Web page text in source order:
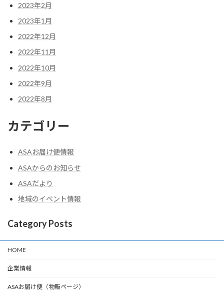
2023年2月
2023年1月
2022年12月
2022年11月
2022年10月
2022年9月
2022年8月
カテゴリー
ASAお届け便情報
ASAからのお知らせ
ASAだより
地域のイベント情報
Category Posts
HOME
企業情報
ASAお届け便（物販ページ）